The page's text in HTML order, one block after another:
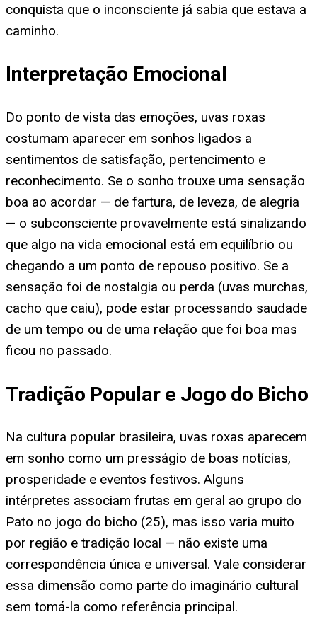
conquista que o inconsciente já sabia que estava a
caminho.
Interpretação Emocional
Do ponto de vista das emoções, uvas roxas
costumam aparecer em sonhos ligados a
sentimentos de satisfação, pertencimento e
reconhecimento. Se o sonho trouxe uma sensação
boa ao acordar — de fartura, de leveza, de alegria
— o subconsciente provavelmente está sinalizando
que algo na vida emocional está em equilíbrio ou
chegando a um ponto de repouso positivo. Se a
sensação foi de nostalgia ou perda (uvas murchas,
cacho que caiu), pode estar processando saudade
de um tempo ou de uma relação que foi boa mas
ficou no passado.
Tradição Popular e Jogo do Bicho
Na cultura popular brasileira, uvas roxas aparecem
em sonho como um presságio de boas notícias,
prosperidade e eventos festivos. Alguns
intérpretes associam frutas em geral ao grupo do
Pato no jogo do bicho (25), mas isso varia muito
por região e tradição local — não existe uma
correspondência única e universal. Vale considerar
essa dimensão como parte do imaginário cultural
sem tomá-la como referência principal.